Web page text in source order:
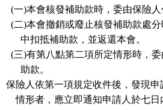
(一)本會核發補助款時，委由保險
(二)本會撤銷或廢止核發補助款處
中扣抵補助款，並返還本會。
(三)有第八點第二項所定情形時，
助款。
保險人依第一項規定收件後，發現
情形者，應立即通知申請人於七日